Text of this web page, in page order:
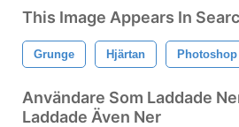
This Image Appears In
Grunge Hjärtan Photoshop
Användare Som Laddade
Laddade Även Ner